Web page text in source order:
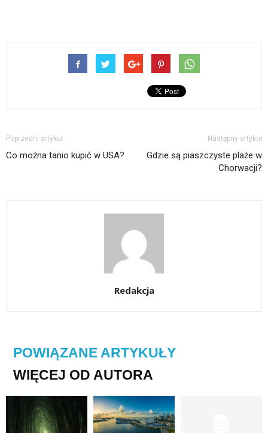
Poprzedni artykuł
Co można tanio kupić w USA?
Następny artykuł
Gdzie są piaszczyste plaże w
Chorwacji?
Redakcja
POWIĄZANE ARTYKUŁY
WIĘCEJ OD AUTORA